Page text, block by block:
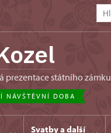
prezentace státního zámku
NÁVŠTĚVNÍ DOBA
Svatby a další